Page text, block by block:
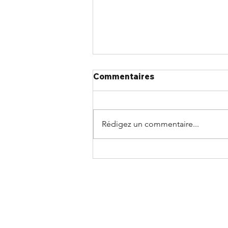
Commentaires
Rédigez un commentaire...